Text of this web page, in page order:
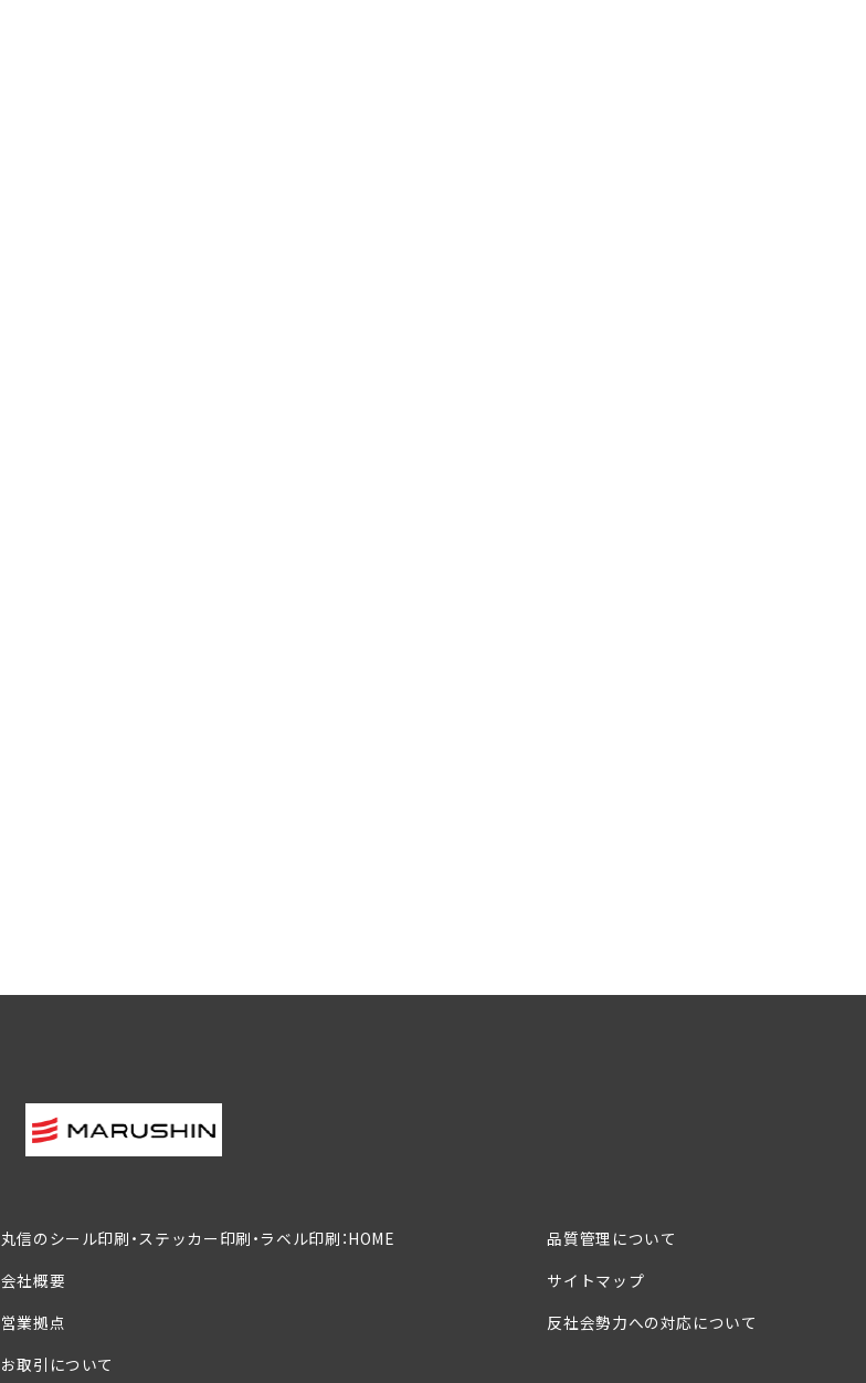
丸信のシール印刷・ステッカー印刷・ラベル印刷：HOME
会社概要
営業拠点
お取引について
品質管理について
サイトマップ
反社会勢力への対応について